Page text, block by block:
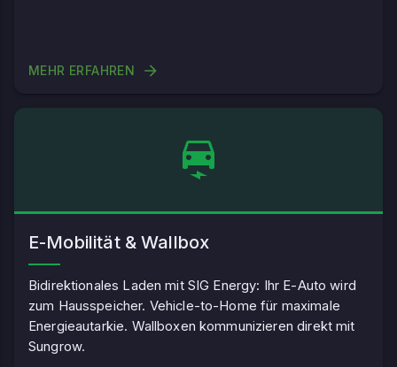
MEHR ERFAHREN
E-Mobilität & Wallbox
Bidirektionales Laden mit SIG Energy: Ihr E-Auto wird
zum Hausspeicher. Vehicle-to-Home für maximale
Energieautarkie. Wallboxen kommunizieren direkt mit
Sungrow.